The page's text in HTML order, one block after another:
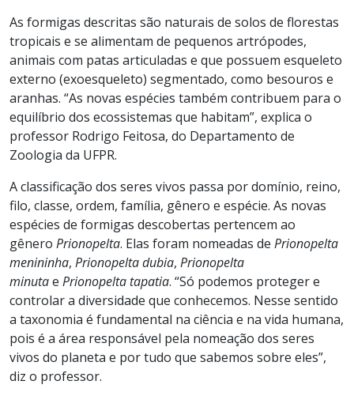
As formigas descritas são naturais de solos de florestas
tropicais e se alimentam de pequenos artrópodes,
animais com patas articuladas e que possuem esqueleto
externo (exoesqueleto) segmentado, como besouros e
aranhas. “As novas espécies também contribuem para o
equilíbrio dos ecossistemas que habitam”, explica o
professor Rodrigo Feitosa, do Departamento de
Zoologia da UFPR.
A classificação dos seres vivos passa por domínio, reino,
filo, classe, ordem, família, gênero e espécie. As novas
espécies de formigas descobertas pertencem ao
gênero Prionopelta. Elas foram nomeadas de Prionopelta
menininha, Prionopelta dubia, Prionopelta
minutae Prionopelta tapatia. “Só podemos proteger e
controlar a diversidade que conhecemos. Nesse sentido
a taxonomia é fundamental na ciência e na vida humana,
pois é a área responsável pela nomeação dos seres
vivos do planeta e por tudo que sabemos sobre eles”,
diz o professor.